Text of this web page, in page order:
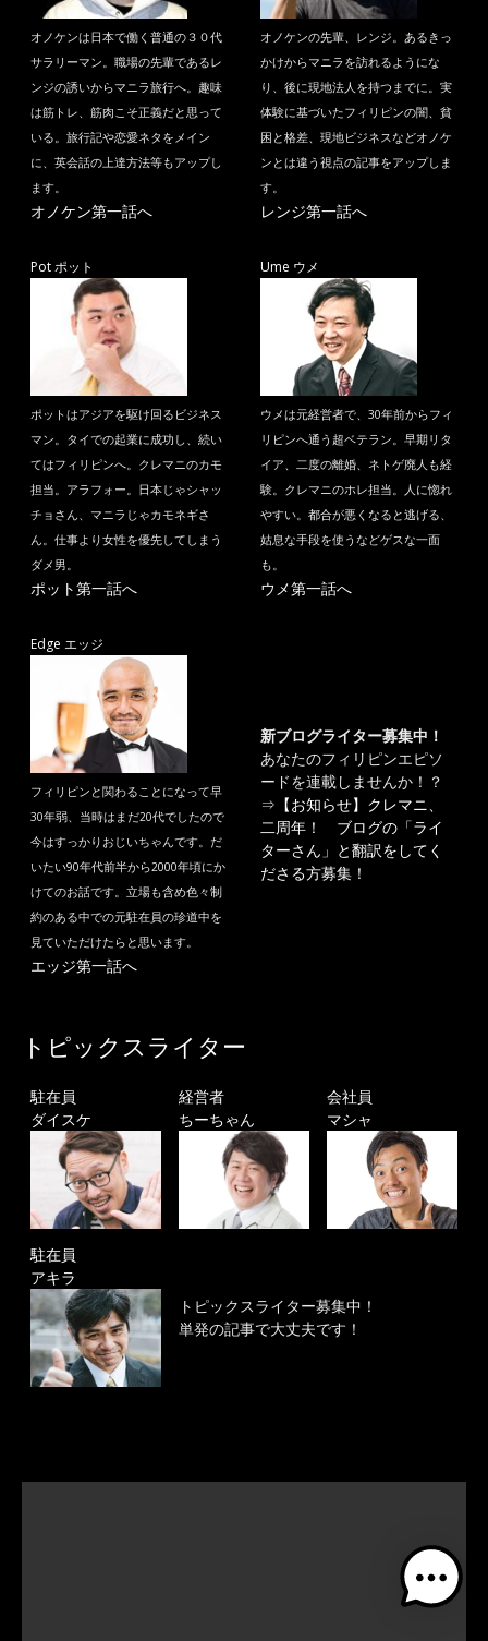
オノケンは日本で働く普通の３０代
サラリーマン。職場の先輩であるレ
ンジの誘いからマニラ旅行へ。趣味
は筋トレ、筋肉こそ正義だと思って
いる。旅行記や恋愛ネタをメイン
に、英会話の上達方法等もアップし
ます。
オノケン第一話へ
オノケンの先輩、レンジ。あるきっ
かけからマニラを訪れるようにな
り、後に現地法人を持つまでに。実
体験に基づいたフィリピンの闇、貧
困と格差、現地ビジネスなどオノケ
ンとは違う視点の記事をアップしま
す。
レンジ第一話へ
Pot ポット
ポットはアジアを駆け回るビジネス
マン。タイでの起業に成功し、続い
てはフィリピンへ。クレマニのカモ
担当。アラフォー。日本じゃシャッ
チョさん、マニラじゃカモネギさ
ん。仕事より女性を優先してしまう
ダメ男。
ポット第一話へ
Ume ウメ
ウメは元経営者で、30年前からフィ
リピンへ通う超ベテラン。早期リタ
イア、二度の離婚、ネトゲ廃人も経
験。クレマニのホレ担当。人に惚れ
やすい。都合が悪くなると逃げる、
姑息な手段を使うなどゲスな一面
も。
ウメ第一話へ
Edge エッジ
フィリピンと関わることになって早
30年弱、当時はまだ20代でしたので
今はすっかりおじいちゃんです。だ
いたい90年代前半から2000年頃にか
けてのお話です。立場も含め色々制
約のある中での元駐在員の珍道中を
見ていただけたらと思います。
エッジ第一話へ
新ブログライター募集中！
あなたのフィリピンエピソ
ードを連載しませんか！？
⇒ 【お知らせ】クレマニ、
二周年！ ブログの「ライ
ターさん」と翻訳をしてく
ださる方募集！
トピックスライター
駐在員
ダイスケ
経営者
ちーちゃん
会社員
マシャ
駐在員
アキラ
トピックスライター募集中！
単発の記事で大丈夫です！